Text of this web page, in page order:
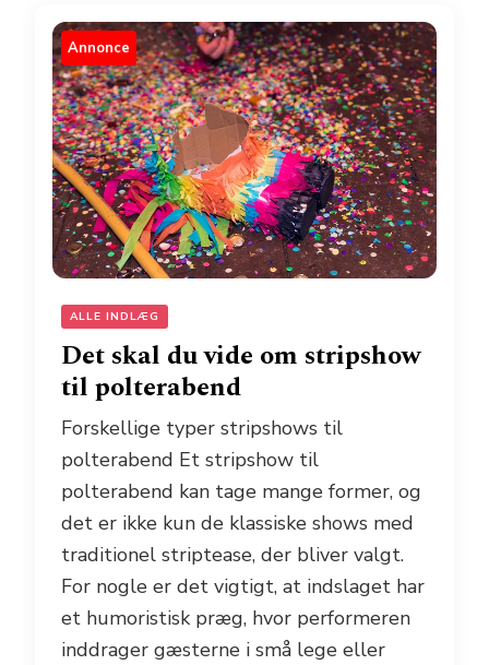
Annonce
ALLE INDLÆG
Det skal du vide om stripshow
til polterabend
Forskellige typer stripshows til
polterabend Et stripshow til
polterabend kan tage mange former, og
det er ikke kun de klassiske shows med
traditionel striptease, der bliver valgt.
For nogle er det vigtigt, at indslaget har
et humoristisk præg, hvor performeren
inddrager gæsterne i små lege eller